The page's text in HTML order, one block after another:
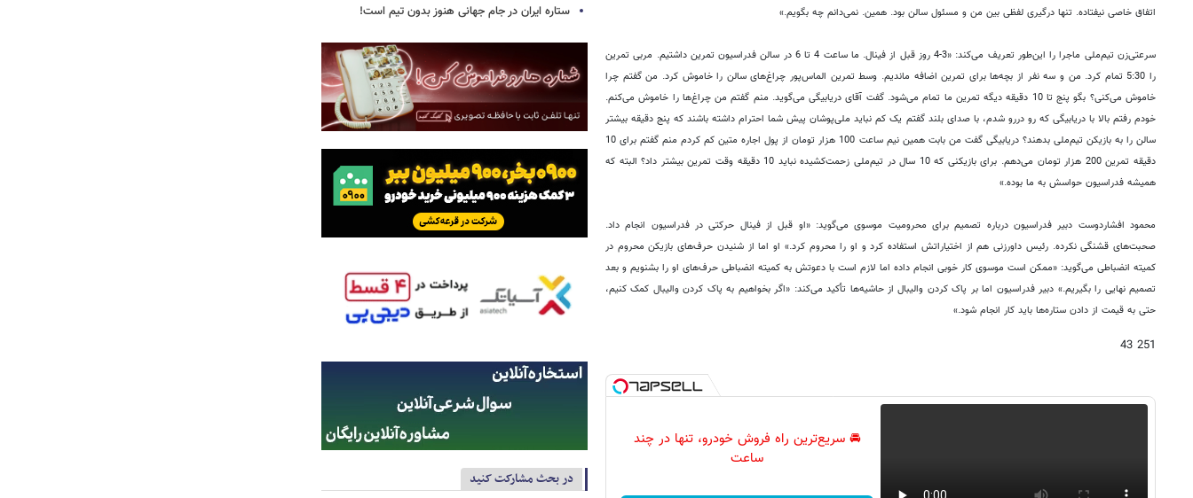
اتفاق خاصی نیفتاده. تنها درگیری لفظی بین من و مسئول سالن بود. همین. نمی‌دانم چه بگویم.»
سرعتی‌زن تیم‌ملی ماجرا را این‌طور تعریف می‌کند: «3-4 روز قبل از فینال. ما ساعت 4 تا 6 در سالن فدراسیون تمرین داشتیم. مربی تمرین
را 5:30 تمام کرد. من و سه نفر از بچه‌ها برای تمرین اضافه ماندیم. وسط تمرین الماس‌پور چراغ‌های سالن را خاموش کرد. من گفتم چرا
خاموش می‌کنی؟ بگو پنج تا 10 دقیقه دیگه تمرین ما تمام می‌شود. گفت آقای دریا‌بیگی می‌گوید. منم گفتم من چراغ‌ها را خاموش می‌کنم.
خودم رفتم بالا با دریا‌بیگی که رو دررو شدم، با صدای بلند گفتم یک کم نباید ملی‌پوشان پیش شما احترام داشته باشند که پنج دقیقه بیشتر
سالن را به بازیکن تیم‌ملی بدهند؟ دریابیگی گفت من بابت همین نیم ساعت 100 هزار تومان از پول اجاره متین کم کردم منم گفتم برای 10
دقیقه تمرین 200 هزار تومان می‌دهم. برای بازیکنی که 10 سال در تیم‌ملی زحمت‌کشیده نباید 10 دقیقه وقت تمرین بیشتر داد؟ البته که
همیشه فدراسیون حواسش به ما بوده.»
محمود افشار‌دوست دبیر فدراسیون درباره تصمیم برای محرومیت موسوی می‌گوید: «او قبل از فینال حرکتی در فدراسیون انجام داد.
صحبت‌های قشنگی نکرده. رئیس داورزنی هم از اختیاراتش استفاده کرد و او را محروم کرد.» او اما از شنیدن حرف‌های بازیکن محروم در
کمیته انضباطی می‌گوید: «ممکن است موسوی کار خوبی انجام داده اما لازم است با دعوتش به کمیته انضباطی حرف‌های او را بشنویم و بعد
تصمیم نهایی را بگیریم.» دبیر فدراسیون اما بر پاک کردن والیبال از حاشیه‌ها تأکید می‌کند: «اگر بخواهیم به پاک کردن والیبال کمک کنیم،
حتی به قیمت از دادن ستاره‌ها باید کار انجام شود.»
251 43
🚘 سریع‌ترین راه فروش خودرو، تنها در چند
ساعت
ستاره ایران در جام جهانی هنوز بدون تیم است!
در بحث مشارکت کنید